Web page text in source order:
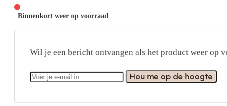
Binnenkort weer op voorraad
Wil je een bericht ontvangen als het product weer op
Hou me op de hoogte